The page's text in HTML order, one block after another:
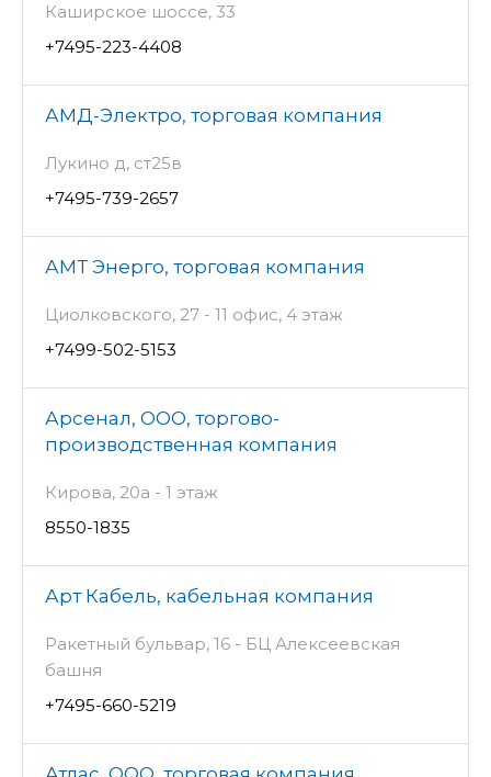
Каширское шоссе, 33
+7495-223-4408
АМД-Электро, торговая компания
Лукино д, ст25в
+7495-739-2657
АМТ Энерго, торговая компания
Циолковского, 27 - 11 офис, 4 этаж
+7499-502-5153
Арсенал, ООО, торгово-
производственная компания
Кирова, 20а - 1 этаж
8550-1835
Арт Кабель, кабельная компания
Ракетный бульвар, 16 - БЦ Алексеевская
башня
+7495-660-5219